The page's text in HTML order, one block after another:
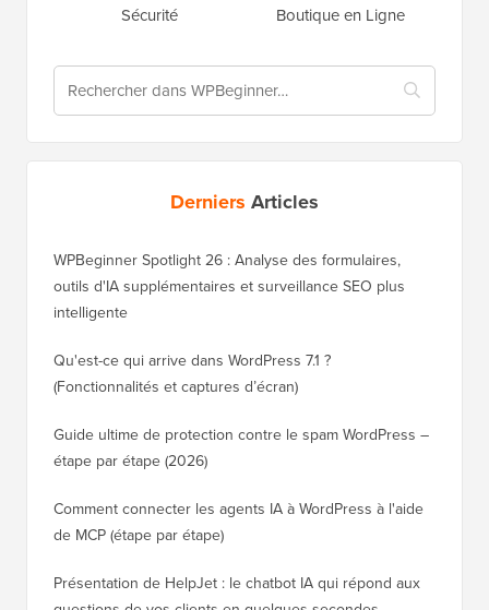
Sécurité
Boutique en Ligne
Derniers Articles
WPBeginner Spotlight 26 : Analyse des formulaires,
outils d'IA supplémentaires et surveillance SEO plus
intelligente
Qu'est-ce qui arrive dans WordPress 7.1 ?
(Fonctionnalités et captures d’écran)
Guide ultime de protection contre le spam WordPress –
étape par étape (2026)
Comment connecter les agents IA à WordPress à l'aide
de MCP (étape par étape)
Présentation de HelpJet : le chatbot IA qui répond aux